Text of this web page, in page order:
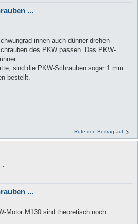
...
innen auch dünner drehen
des PKW passen. Das PKW-
sind die PKW-Schrauben sogar 1 mm
bestellt.
Rufe den Beitrag auf
...
Motor M130 sind theoretisch noch